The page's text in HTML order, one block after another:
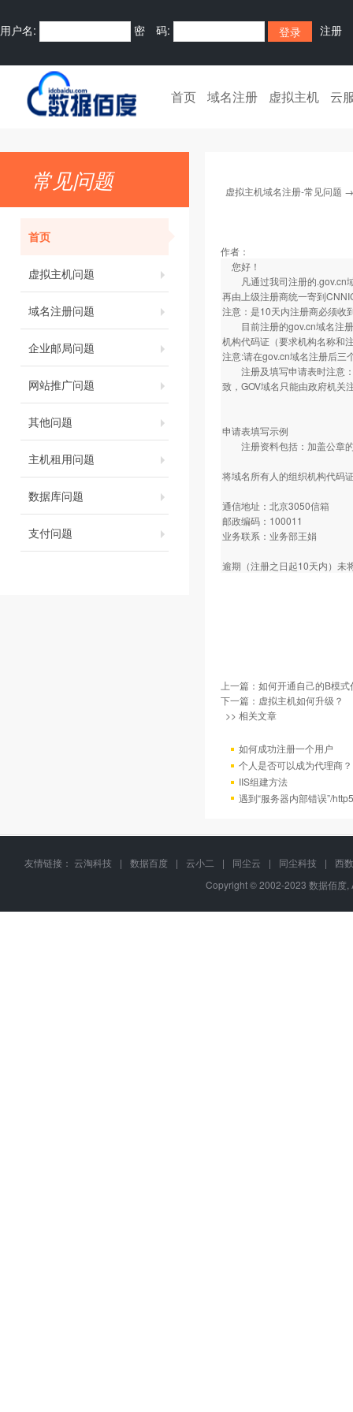
用户名: 密 码: 注册
首页 域名注册 虚拟主机 云
常见问题
首页
虚拟主机问题
域名注册问题
企业邮局问题
网站推广问题
其他问题
主机租用问题
数据库问题
支付问题
虚拟主机域名注册-常见问题
作者：
您好！
凡通过我司注册的.gov.cn域
再由上级注册商统一寄到
注意：是10天内注册商必须收
目前注册的gov.cn域名注册
机构代码证（要求机构名称和
注意:请在gov.cn域名注册后三
注册及填写申请表时注意：
致，GOV域名只能由政府机关
申请表填写示例
注册资料包括：加盖公章
将域名所有人的组织机构代码
通信地址：北京3050信箱
邮政编码：100011
业务联系：业务部王娟
逾期（注册之日起10天内）未
上一篇： 如何开通自己的B模式
下一篇： 虚拟主机如何升级？
>> 相关文章
如何成功注册一个用户
个人是否可以成为代理商？
IIS组建方法
遇到“服务器内部错误”/
友情链接： 云淘科技 | 数据百度 | 云小二 | 同尘云 | 同尘科技 |
西
Copyright © 2002-2023 数据佰